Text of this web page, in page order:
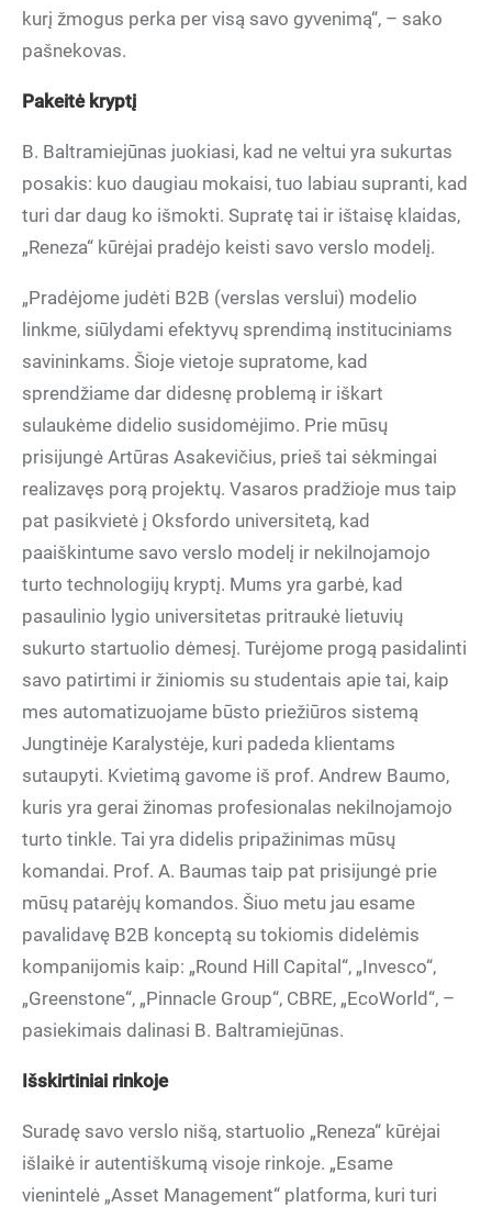
kurį žmogus perka per visą savo gyvenimą“, – sako
pašnekovas.
Pakeitė kryptį
B. Baltramiejūnas juokiasi, kad ne veltui yra sukurtas
posakis: kuo daugiau mokaisi, tuo labiau supranti, kad
turi dar daug ko išmokti. Supratę tai ir ištaisę klaidas,
„Reneza“ kūrėjai pradėjo keisti savo verslo modelį.
„Pradėjome judėti B2B (verslas verslui) modelio
linkme, siūlydami efektyvų sprendimą instituciniams
savininkams. Šioje vietoje supratome, kad
sprendžiame dar didesnę problemą ir iškart
sulaukėme didelio susidomėjimo. Prie mūsų
prisijungė Artūras Asakevičius, prieš tai sėkmingai
realizavęs porą projektų. Vasaros pradžioje mus taip
pat pasikvietė į Oksfordo universitetą, kad
paaiškintume savo verslo modelį ir nekilnojamojo
turto technologijų kryptį. Mums yra garbė, kad
pasaulinio lygio universitetas pritraukė lietuvių
sukurto startuolio dėmesį. Turėjome progą pasidalinti
savo patirtimi ir žiniomis su studentais apie tai, kaip
mes automatizuojame būsto priežiūros sistemą
Jungtinėje Karalystėje, kuri padeda klientams
sutaupyti. Kvietimą gavome iš prof. Andrew Baumo,
kuris yra gerai žinomas profesionalas nekilnojamojo
turto tinkle. Tai yra didelis pripažinimas mūsų
komandai. Prof. A. Baumas taip pat prisijungė prie
mūsų patarėjų komandos. Šiuo metu jau esame
pavalidavę B2B konceptą su tokiomis didelėmis
kompanijomis kaip: „Round Hill Capital“, „Invesco“,
„Greenstone“, „Pinnacle Group“, CBRE, „EcoWorld“, –
pasiekimais dalinasi B. Baltramiejūnas.
Išskirtiniai rinkoje
Suradę savo verslo nišą, startuolio „Reneza“ kūrėjai
išlaikė ir autentiškumą visoje rinkoje. „Esame
vienintelė „Asset Management“ platforma, kuri turi